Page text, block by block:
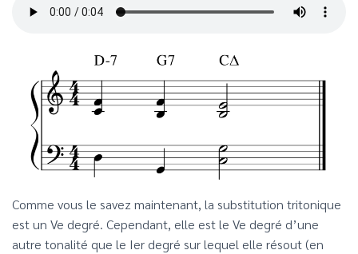
Comme vous le savez maintenant, la substitution tritonique
est un Ve degré. Cependant, elle est le Ve degré d’une
autre tonalité que le Ier degré sur lequel elle résout (en